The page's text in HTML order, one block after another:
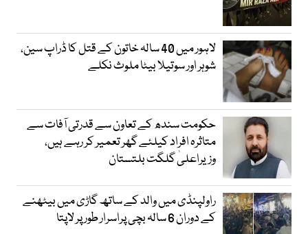
لاہور میں 40 سالہ خاتون کے قتل کا ڈراپ سین،
شوہر اور سوتیلا بیٹا ملوث نکلے
حکومت سندھ کے تعاون سے قدرتی آفات سے
متاثرہ افراد کیلئے گھر تعمیر کر رہے ہیں،
وزیراعلیٰ گلگت بلتستان
راولپنڈی میں والد کے ساتھ گاڑی میں بیٹھنے
کے دوران 6 سالہ بچی پراسرار طور پر لاپتا